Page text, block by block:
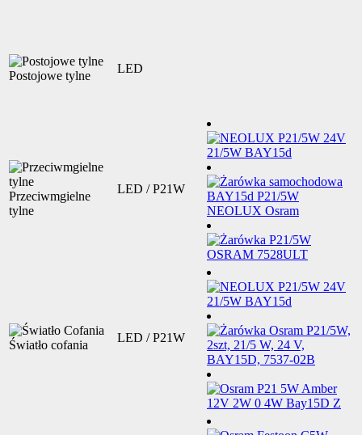
Postojowe tylne
LED
Przeciwmgielne
tylne
LED / P21W
Światło cofania
LED / P21W